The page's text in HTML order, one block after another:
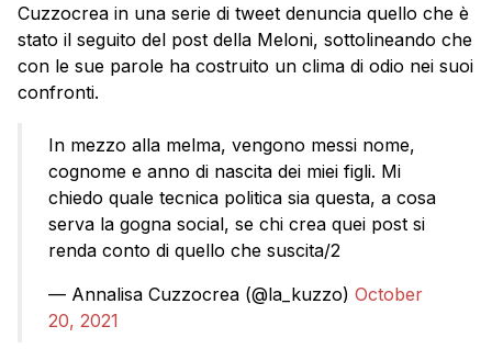
Cuzzocrea in una serie di tweet denuncia quello che è
stato il seguito del post della Meloni, sottolineando che
con le sue parole ha costruito un clima di odio nei suoi
confronti.
In mezzo alla melma, vengono messi nome,
cognome e anno di nascita dei miei figli. Mi
chiedo quale tecnica politica sia questa, a cosa
serva la gogna social, se chi crea quei post si
renda conto di quello che suscita/2
— Annalisa Cuzzocrea (@la_kuzzo) October
20, 2021